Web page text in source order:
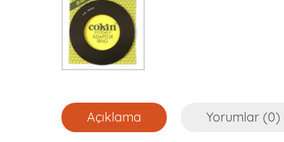
Açıklama Yorumlar (0)